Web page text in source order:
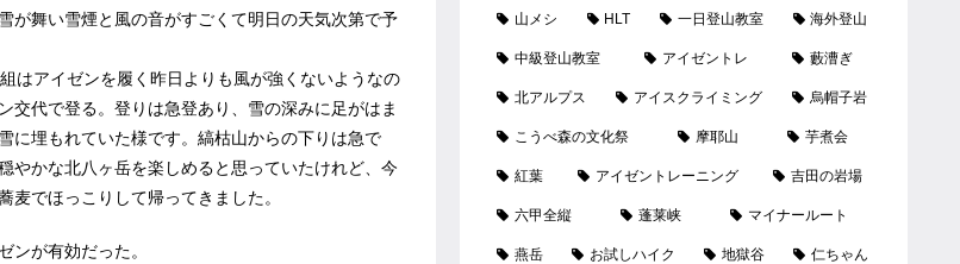
が舞い雪煙と風の音がすごくて明日の天気次第で予
はアイゼンを履く昨日よりも風が強くないようなの
交代で登る。登りは急登あり、雪の深みに足がはま
に埋もれていた様です。縞枯山からの下りは急で
やかな北八ヶ岳を楽しめると思っていたけれど、今
でほっこりして帰ってきました。
ンが有効だった。
山メシ HLT 一日登山教室 海外登山
中級登山教室 アイゼントレ 藪漕ぎ
北アルプス アイスクライミング 烏帽子岩
こうべ森の文化祭 摩耶山 芋煮会
紅葉 アイゼントレーニング 吉田の岩場
六甲全縦 蓬莱峡 マイナールート
燕岳 お試しハイク 地獄谷 仁ちゃん